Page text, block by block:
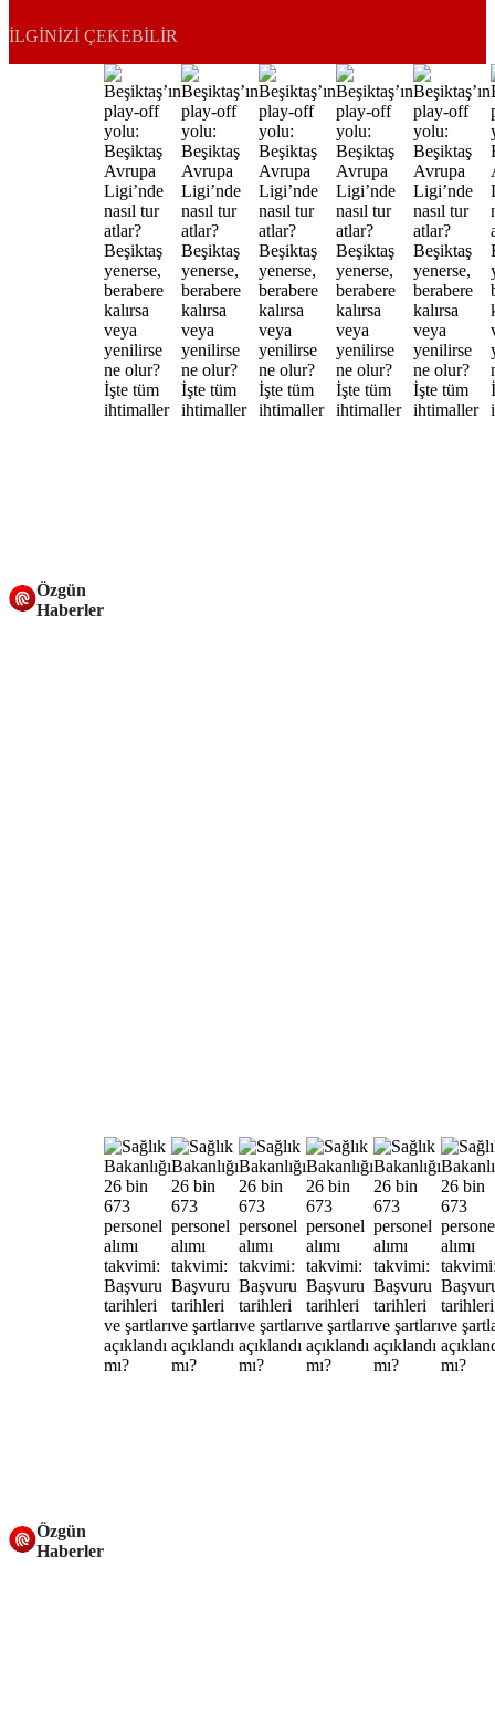
İLGINIZI ÇEKEBILIR
Özgün
Haberler
Özgün
Haberler